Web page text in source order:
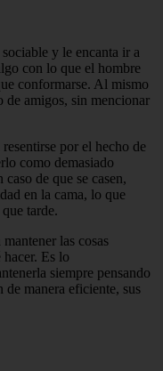
y le encanta ir a
con lo que el hombre
conformarse. Al mismo
de amigos, sin mencionar
por el hecho de
como demasiado
de que se casen,
en la cama, lo que
tarde.
las cosas
hacer. Es lo
siempre pensando
de manera eficiente, sus